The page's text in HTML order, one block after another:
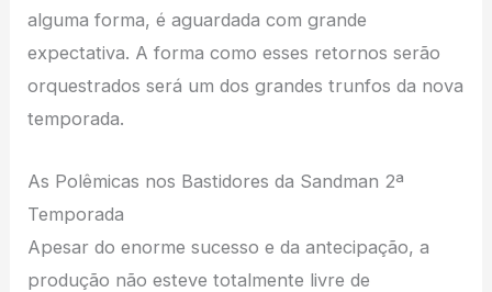
alguma forma, é aguardada com grande
expectativa. A forma como esses retornos serão
orquestrados será um dos grandes trunfos da nova
temporada.
As Polêmicas nos Bastidores da Sandman 2ª
Temporada
Apesar do enorme sucesso e da antecipação, a
produção não esteve totalmente livre de